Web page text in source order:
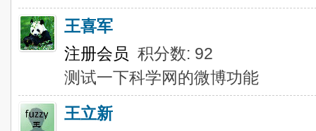
王喜军
注册会员 积分数: 92
测试一下科学网的微博功能
王立新